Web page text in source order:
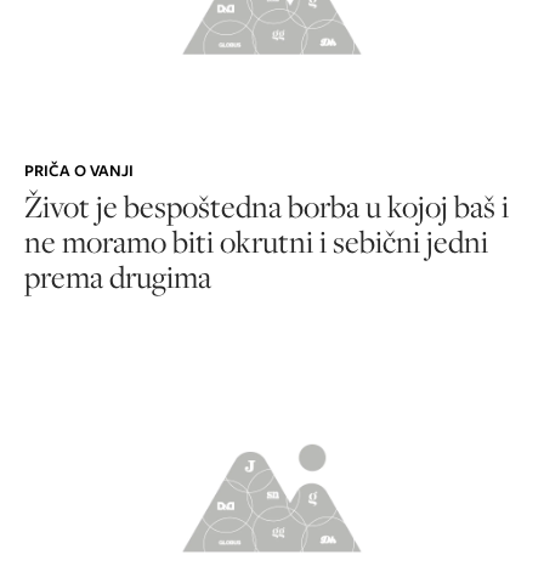
PRIČA O VANJI
Život je bespoštedna borba u kojoj baš i
ne moramo biti okrutni i sebični jedni
prema drugima